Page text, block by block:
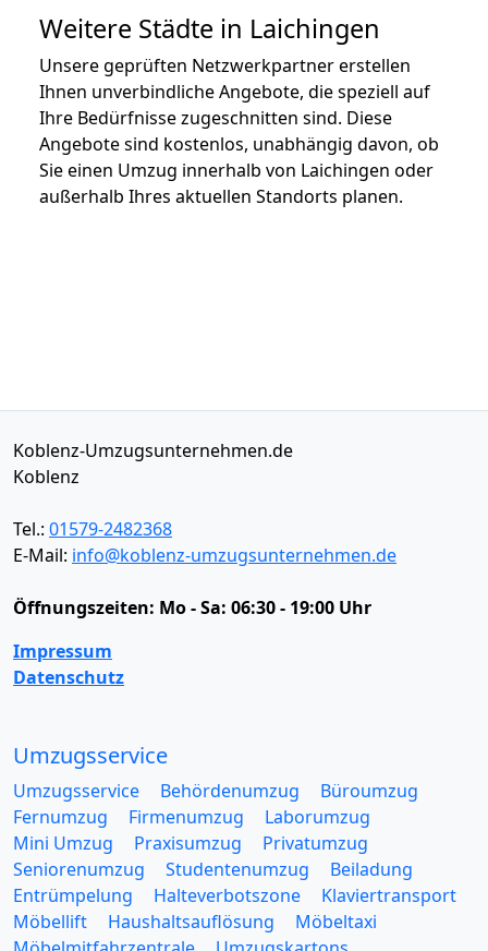
Weitere Städte in Laichingen
Unsere geprüften Netzwerkpartner erstellen
Ihnen unverbindliche Angebote, die speziell auf
Ihre Bedürfnisse zugeschnitten sind. Diese
Angebote sind kostenlos, unabhängig davon, ob
Sie einen Umzug innerhalb von Laichingen oder
außerhalb Ihres aktuellen Standorts planen.
Koblenz-Umzugsunternehmen.de
Koblenz
Tel.: 01579-2482368
E-Mail: info@koblenz-umzugsunternehmen.de
Öffnungszeiten: Mo - Sa: 06:30 - 19:00 Uhr
Impressum
Datenschutz
Umzugsservice
Umzugsservice Behördenumzug
Büroumzug
Fernumzug
Firmenumzug
Laborumzug
Mini Umzug
Praxisumzug
Privatumzug
Seniorenumzug
Studentenumzug
Beiladung
Entrümpelung
Halteverbotszone
Klaviertransport
Möbellift
Haushaltsauflösung
Möbeltaxi